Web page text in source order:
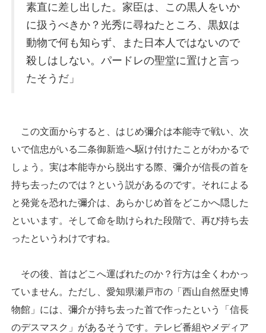
素直に差し出した。家臣は、この黒人をいか
に扱うべきか？光秀に尋ねたところ、黒奴は
動物で何も知らず、また日本人ではないので
殺しはしない。パードレの聖堂に置けと言っ
たそうだ」
この文面からすると、はじめ彌介は本能寺で戦い、次
いで信忠がいる二条御新造へ駆け付けたことがわかるで
しょう。実は本能寺から脱出する際、彌介が信長の首を
持ち去ったのでは？という説があるのです。それによる
と発覚を恐れた彌介は、あらかじめ首をどこかへ隠した
といいます。そして命を助けられた段階で、再び持ち去
ったというわけですね。
その後、首はどこへ運ばれたのか？行方は全くわかっ
ていません。ただし、愛知県瀬戸市の「西山自然歴史博
物館」には、彌介が持ち去った首で作ったという「信長
のデスマスク」があるそうです。テレビ番組やメディア